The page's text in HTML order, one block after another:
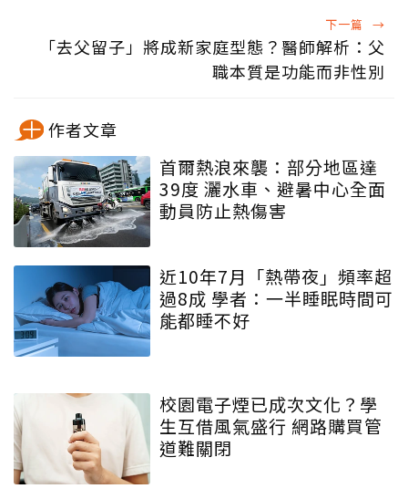
下一篇 →
「去父留子」將成新家庭型態？醫師解析：父
職本質是功能而非性別
作者文章
首爾熱浪來襲：部分地區達
39度 灑水車、避暑中心全面
動員防止熱傷害
近10年7月「熱帶夜」頻率超
過8成 學者：一半睡眠時間可
能都睡不好
校園電子煙已成次文化？學
生互借風氣盛行 網路購買管
道難關閉